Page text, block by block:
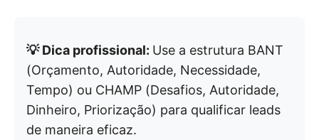
💡 Dica profissional: Use a estrutura BANT
(Orçamento, Autoridade, Necessidade,
Tempo) ou CHAMP (Desafios, Autoridade,
Dinheiro, Priorização) para qualificar leads
de maneira eficaz.